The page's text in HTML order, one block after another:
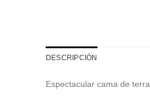
DESCRIPCIÓN
Espectacular cama de